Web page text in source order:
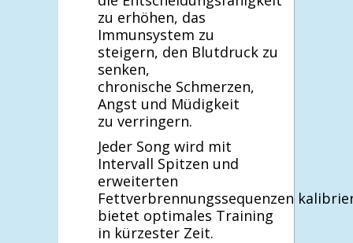
zu erhöhen, das
Immunsystem zu
steigern, den Blutdruck zu
senken,
chronische Schmerzen,
Angst und Müdigkeit
zu verringern.
Jeder Song wird mit
Intervall Spitzen und
erweiterten
Fettverbrennungssequenzen
bietet optimales Training
in kürzester Zeit.